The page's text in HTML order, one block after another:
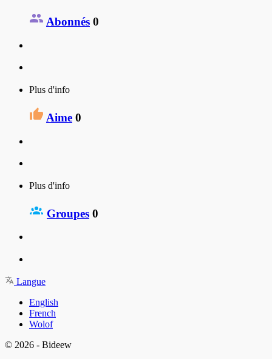
Abonnés 0
Plus d'info
Aime 0
Plus d'info
Groupes 0
Langue
English
French
Wolof
© 2026 - Bideew